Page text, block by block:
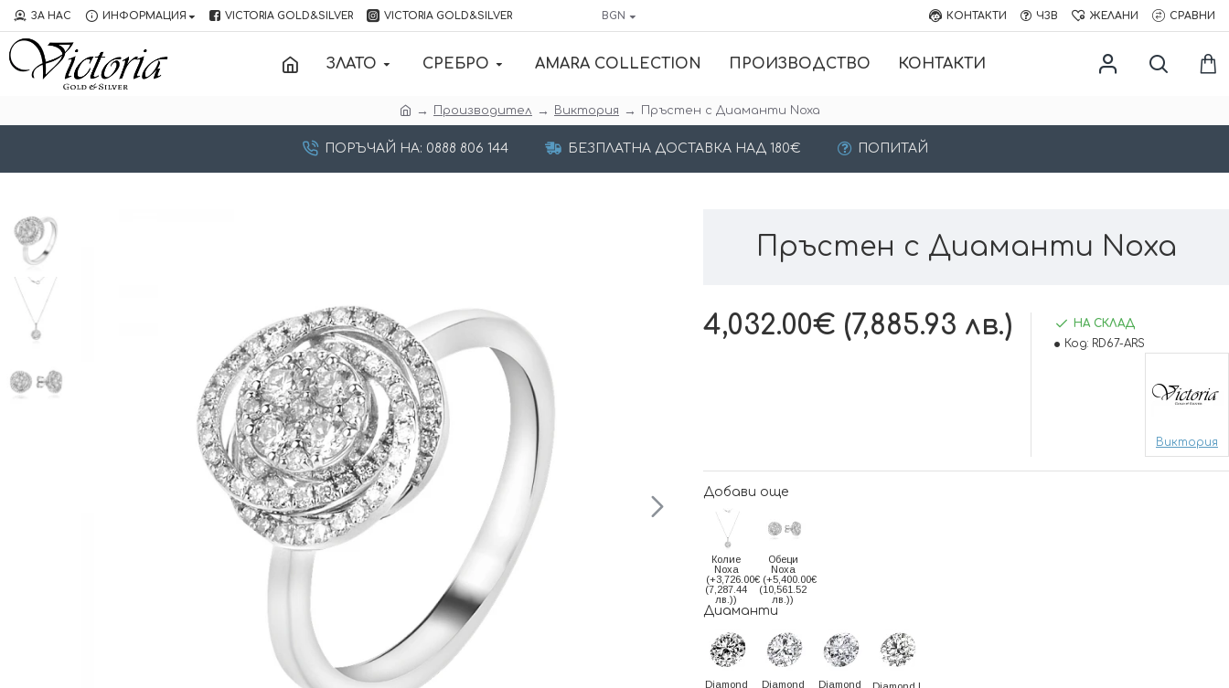
ЗА НАС ИНФОРМАЦИЯ VICTORIA GOLD&SILVER VICTORIA GOLD&SILVER BGN КОНТАКТИ ЧЗВ ЖЕЛАНИ СРАВНИ
ЗЛАТО СРЕБРО AMARA COLLECTION ПРОИЗВОДСТВО КОНТАКТИ
Производител Виктория Пръстен с Диаманти Noxa
ПОРЪЧАЙ НА: 0888 806 144 БЕЗПЛАТНА ДОСТАВКА НАД 180€ ПОПИТАЙ
Пръстен с Диаманти Noxa
4,032.00€ (7,885.93 лв.)
НА СКЛАД
Код: RD67-ARS
Виктория
Добави още
Колие
Noxa
(+3,726.00€
(7,287.44
лв.))
Обеци
Noxa
(+5,400.00€
(10,561.52
лв.))
Диаманти
Diamond
Diamond
Diamond